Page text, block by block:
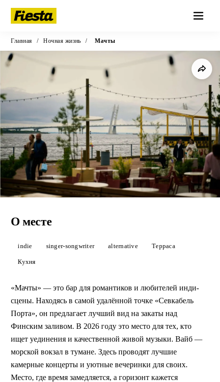
Главная / Ночная жизнь / Мачты
Лайв-концерты
Самый дальний бар Севкабель Порта на самой кромке
вокзал в тумане. Для романтиков.
ЗАБРОНИРОВАТЬ
О месте
indie singer-songwriter alternative Терраса
Кухня
«Мачты» — это бар для романтиков и любителей инди-
сцены. Находясь в самой удалённой точке «Севкабель
Порта», он предлагает лучший вид на закаты над
Финским заливом. В 2026 году это место для тех, кто
ищет уединения и качественной живой музыки. Вайб —
морской вокзал в тумане. Здесь проводят лучшие
камерные концерты и уютные вечеринки для своих.
Место, где время замедляется, а горизонт кажется